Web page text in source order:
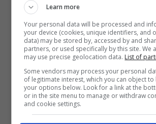
Isole Perhentian Malesia – TTviaggi
Learn more
Your personal data will be processed and
your device (cookies, unique identifiers, and
data) may be stored by, accessed by and
partners, or used specifically by this site. We
may use precise geolocation data. List of
Some vendors may process your personal
of legitimate interest, which you can object to
your options below. Look for a link at the
or in the site menu to manage or withdraw
and cookie settings.